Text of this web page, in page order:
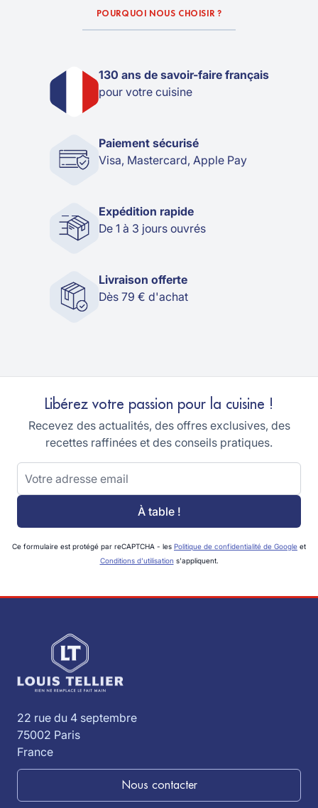
POURQUOI NOUS CHOISIR ?
130 ans de savoir-faire français
pour votre cuisine
Paiement sécurisé
Visa, Mastercard, Apple Pay
Expédition rapide
De 1 à 3 jours ouvrés
Livraison offerte
Dès 79 € d'achat
Libérez votre passion pour la cuisine !
Recevez des actualités, des offres exclusives, des
recettes raffinées et des conseils pratiques.
Adresse email
À table !
Ce formulaire est protégé par reCAPTCHA - les Politique de confidentialité de Google et
Conditions d'utilisation s'appliquent.
22 rue du 4 septembre
75002 Paris
France
Nous contacter